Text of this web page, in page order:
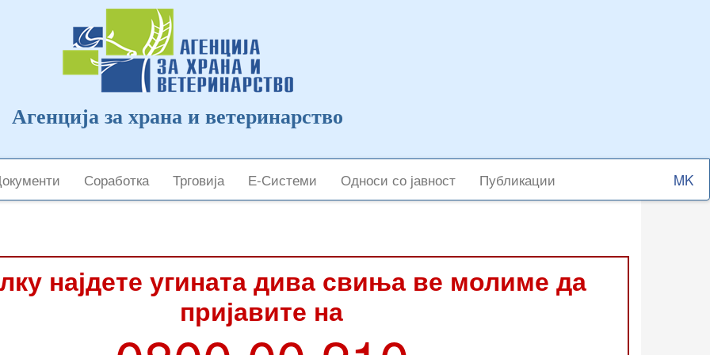
Агенција за храна и ветеринарство
Соработка Трговија Е-Системи Односи со јавност Публикации
Select
your
најдете угината дива свиња ве молиме да
пријавите на